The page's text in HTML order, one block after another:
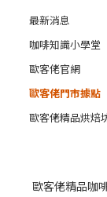
最新消息
咖啡知識小學堂
歐客佬官網
歐客佬門市據點
歐客佬精品烘焙
歐客佬精品咖